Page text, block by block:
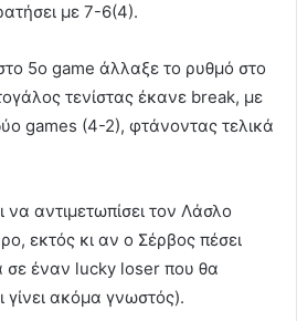
με 7-6(4).
5ο game άλλαξε το ρυθμό στο
τενίστας έκανε break, με
games (4-2), φτάνοντας τελικά
αντιμετωπίσει τον Λάσλο
εκτός κι αν ο Σέρβος πέσει
σε έναν lucky loser που θα
γίνει ακόμα γνωστός).